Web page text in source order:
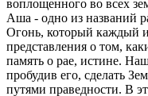
воплощенного во всех
Аша - одно из названий
Огонь, который каждый
представления о том,
память о рае, истине.
пробудив его, сделать
путями праведности. В